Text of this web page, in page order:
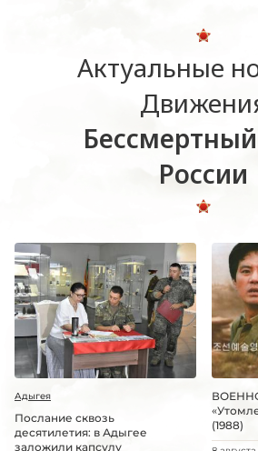
Актуальные
России
Адыгея
Послание сквозь
десятилетия: в Адыгее
заложили капсулу
(1988)